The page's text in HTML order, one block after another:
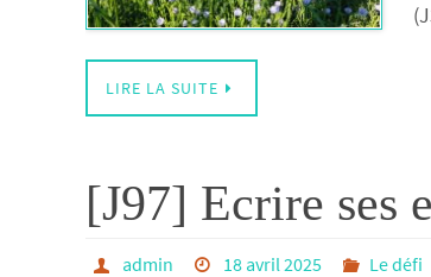
LIRE LA SUITE
[J97] Ecrire ses
admin 18 avril 2025 Le défi